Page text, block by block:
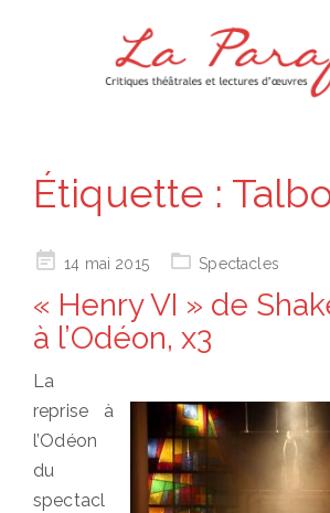
Étiquette :
Posted14 mai 2015 Spectacles
« Henry VI » de
à l’Odéon, x3
La
reprise à
l’Odéon
du
spectacl